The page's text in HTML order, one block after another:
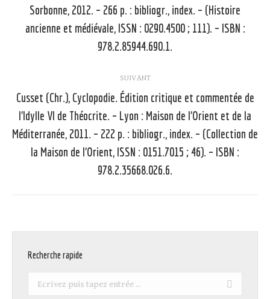
Article
précédent
:
Sorbonne, 2012. – 266 p. : bibliogr., index. – (Histoire
ancienne et médiévale, ISSN : 0290.4500 ; 111). – ISBN :
978.2.85944.690.1.
SUIVANT
Article
suivant
:
Cusset (Chr.), Cyclopodie. Édition critique et commentée de
l’Idylle VI de Théocrite. – Lyon : Maison de l’Orient et de la
Méditerranée, 2011. – 222 p. : bibliogr., index. – (Collection de
la Maison de l’Orient, ISSN : 0151.7015 ; 46). – ISBN :
978.2.35668.026.6.
Recherche rapide
Recherche